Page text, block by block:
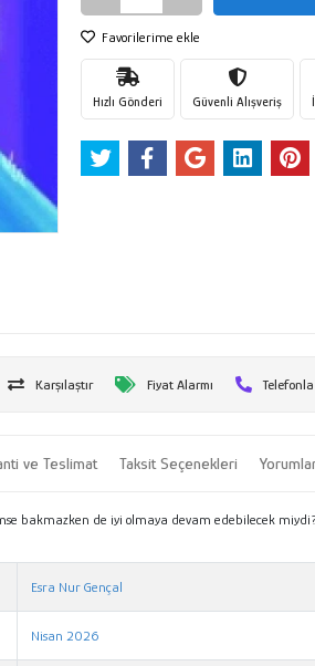
Favorilerime ekle
Hızlı Gönderi Güvenli Alışveriş
Karşılaştır Fiyat Alarmı
ve Teslimat Taksit Seçenekleri
bakmazken de iyi olmaya devam edebilecek
Esra Nur Gençal
Nisan 2026